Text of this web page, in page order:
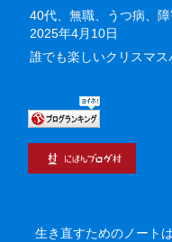
40代、無職、うつ病、
2025年4月10日
誰でも楽しいクリスマ
生き直すためのノート